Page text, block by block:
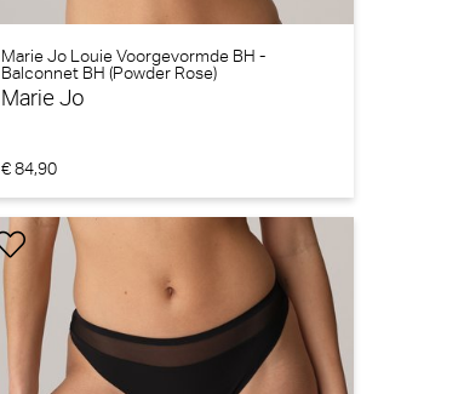
Marie Jo Louie Voorgevormde BH -
Balconnet BH (Powder Rose)
Marie Jo
€ 84,90